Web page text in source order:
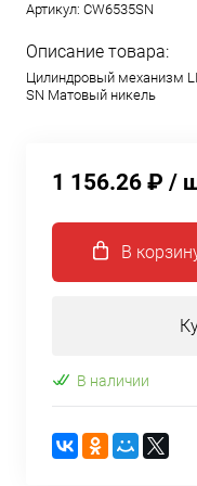
Артикул: CW6535SN
Описание товара:
Цилиндровый механизм
SN Матовый никель
1 156.26 ₽ /
В
В наличии